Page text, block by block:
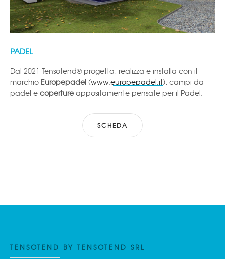
PADEL
Dal 2021 Tensotend® progetta, realizza e installa con il
marchio Europepadel (www.europepadel.it), campi da
padel e coperture appositamente pensate per il Padel.
SCHEDA
TENSOTEND BY TENSOTEND SRL